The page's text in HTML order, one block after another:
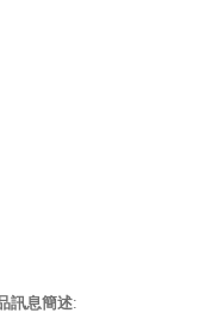
訊息簡述: